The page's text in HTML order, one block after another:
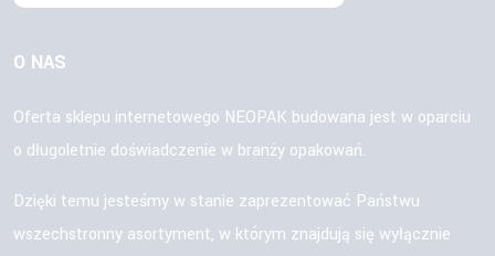
O NAS
Oferta sklepu internetowego NEOPAK budowana jest w oparciu
o długoletnie doświadczenie w branży opakowań.
Dzięki temu jesteśmy w stanie zaprezentować Państwu
wszechstronny asortyment, w którym znajdują się wyłącznie